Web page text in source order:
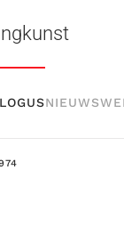
NIEUWS